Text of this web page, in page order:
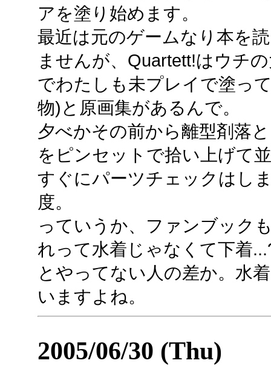
アを塗り始めます。
最近は元のゲームなり本を
ませんが、Quartett!はウチ
でわたしも未プレイで塗っ
物)と原画集があるんで。
夕べかその前から離型剤落
をピンセットで拾い上げて
すぐにパーツチェックはし
度。
っていうか、ファンブック
れって水着じゃなくて下着
とやってない人の差か。水
いますよね。
2005/06/30 (Thu)